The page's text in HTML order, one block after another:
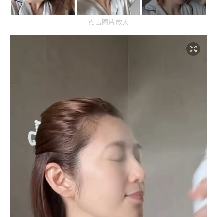
点击图片放大